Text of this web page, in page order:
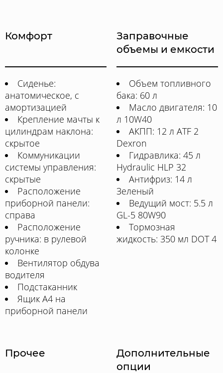
Комфорт
Сиденье:
анатомическое, с
амортизацией
Крепление мачты к
цилиндрам наклона:
скрытое
Коммуникации
системы управления:
скрытые
Расположение
приборной панели:
справа
Расположение
ручника: в рулевой
колонке
Вентилятор обдува
водителя
Подстаканник
Ящик А4 на
приборной панели
Заправочные
объемы и емкости
Объем топливного
бака: 60 л
Масло двигателя: 10
л 10W40
АКПП: 12 л ATF 2
Dexron
Гидравлика: 45 л
Hydraulic HLP 32
Антифриз: 14 л
Зеленый
Ведущий мост: 5.5 л
GL-5 80W90
Тормозная
жидкость: 350 мл DOT 4
Прочее
Дополнительные
опции